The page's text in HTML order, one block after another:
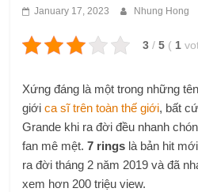
January 17, 2023 Nhung Hong
3 / 5 ( 1
Xứng đáng là một trong những
giớica sĩ trên toàn thế giới, bất
Grande khi ra đời đều nhanh
fan mê mệt. 7 rings là bản hit
ra đời tháng 2 năm 2019 và đã
xem hơn 200 triệu view.